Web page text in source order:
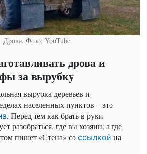
Дрова. Фото: YouTube
дрова и
за вырубку
вырубка деревьев и
населенных пунктов – это
. Перед тем как брать в руки
разобраться, где вы хозяин, а где
пишет «Стена» со ссылкой на